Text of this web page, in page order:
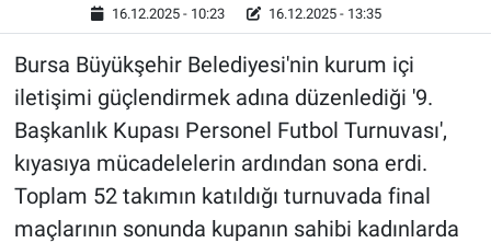
16.12.2025 - 10:23 16.12.2025 - 13:35
Bursa Büyükşehir Belediyesi'nin kurum içi
iletişimi güçlendirmek adına düzenlediği '9.
Başkanlık Kupası Personel Futbol Turnuvası',
kıyasıya mücadelelerin ardından sona erdi.
Toplam 52 takımın katıldığı turnuvada final
maçlarının sonunda kupanın sahibi kadınlarda